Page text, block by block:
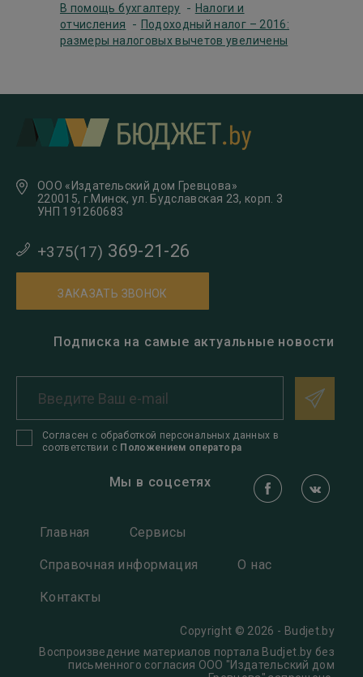
В помощь бухгалтеру - Налоги и
отчисления
- Подоходный налог – 2016:
размеры налоговых вычетов увеличены
ООО «Издательский дом Гревцова»
220015, г.Минск, ул. Будславская 23, корп. 3
УНП 191260683
+375(17) 369-21-26
ЗАКАЗАТЬ ЗВОНОК
Подписка на самые актуальные новости
Согласен с обработкой персональных данных в
соответствии с Положением оператора
Мы в соцсетях
Главная Сервисы
Справочная информация О нас
Контакты
Copyright © 2026 - Budjet.by
Воспроизведение материалов портала Budjet.by без
письменного согласия OOO "Издательский дом